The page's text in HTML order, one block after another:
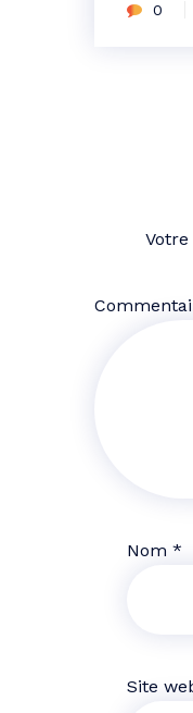
0
Nom *
Site